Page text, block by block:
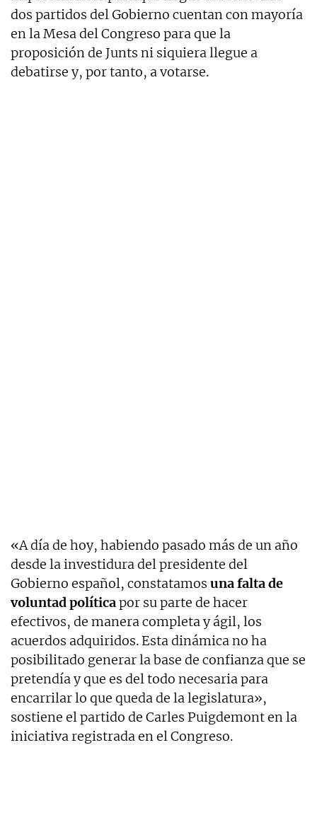
dos partidos del Gobierno cuentan con mayoría
en la Mesa del Congreso para que la
proposición de Junts ni siquiera llegue a
debatirse y, por tanto, a votarse.
«A día de hoy, habiendo pasado más de un año
desde la investidura del presidente del
Gobierno español, constatamos una falta de
voluntad políticapor su parte de hacer
efectivos, de manera completa y ágil, los
acuerdos adquiridos. Esta dinámica no ha
posibilitado generar la base de confianza que se
pretendía y que es del todo necesaria para
encarrilar lo que queda de la legislatura»,
sostiene el partido de Carles Puigdemont en la
iniciativa registrada en el Congreso.